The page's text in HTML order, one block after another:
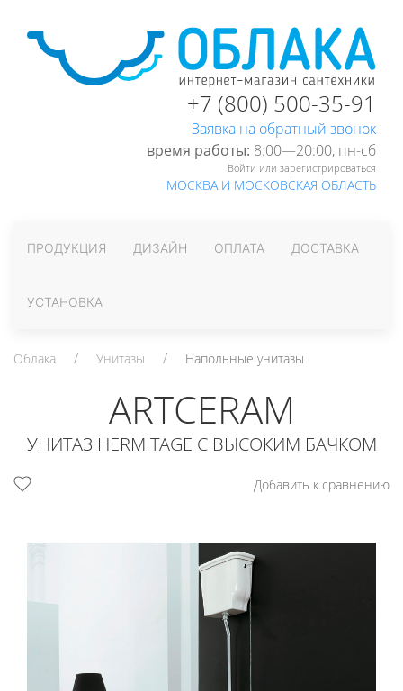
+7 (800) 500-35-91
Заявка на обратный звонок
время работы: 8:00—20:00, пн-cб
Войти или зарегистрироваться
МОСКВА И МОСКОВСКАЯ ОБЛАСТЬ
ПРОДУКЦИЯ ДИЗАЙН ОПЛАТА ДОСТАВКА
УСТАНОВКА
Облака Унитазы Напольные унитазы
ARTCERAM
УНИТАЗ HERMITAGE С ВЫСОКИМ БАЧКОМ
Добавить к сравнению